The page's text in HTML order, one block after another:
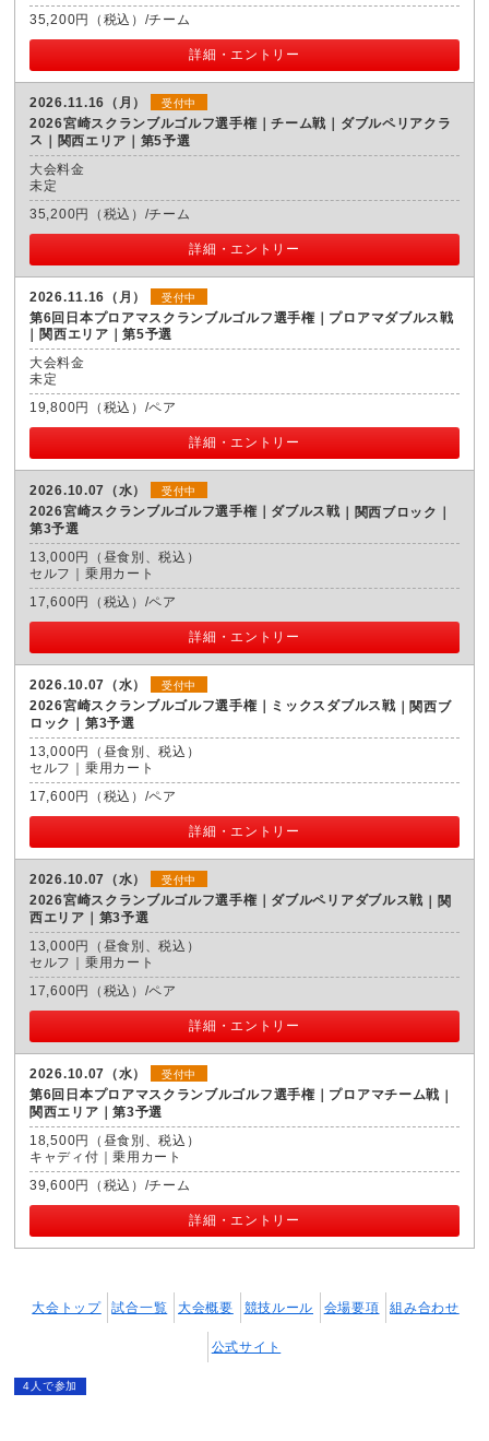
35,200円（税込）/チーム
詳細・エントリー
2026.11.16（月） 受付中
2026宮崎スクランブルゴルフ選手権｜チーム戦｜ダブルペリアクラ
ス
関西エリア｜第5予選
大会料金
未定
35,200円（税込）/チーム
詳細・エントリー
2026.11.16（月） 受付中
第6回日本プロアマスクランブルゴルフ選手権｜プロアマダブルス戦
関西エリア｜第5予選
大会料金
未定
19,800円（税込）/ペア
詳細・エントリー
2026.10.07（水） 受付中
2026宮崎スクランブルゴルフ選手権｜ダブルス戦
関西ブロック｜
第3予選
13,000円（昼食別、税込）
セルフ｜乗用カート
17,600円（税込）/ペア
詳細・エントリー
2026.10.07（水） 受付中
2026宮崎スクランブルゴルフ選手権｜ミックスダブルス戦
関西ブ
ロック｜第3予選
13,000円（昼食別、税込）
セルフ｜乗用カート
17,600円（税込）/ペア
詳細・エントリー
2026.10.07（水） 受付中
2026宮崎スクランブルゴルフ選手権｜ダブルペリアダブルス戦
関
西エリア｜第3予選
13,000円（昼食別、税込）
セルフ｜乗用カート
17,600円（税込）/ペア
詳細・エントリー
2026.10.07（水） 受付中
第6回日本プロアマスクランブルゴルフ選手権｜プロアマチーム戦
関西エリア｜第3予選
18,500円（昼食別、税込）
キャディ付｜乗用カート
39,600円（税込）/チーム
詳細・エントリー
大会トップ 試合一覧 大会概要 競技ルール 会場要項 組み合わせ
公式サイト
4人で参加